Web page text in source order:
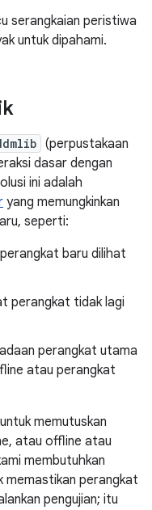
serangkaian peristiwa
untuk dipahami.
(perpustakaan
dasar dengan
ini adalah
yang memungkinkan
seperti:
baru dilihat
perangkat tidak lagi
perangkat utama
atau perangkat
untuk memutuskan
atau offline atau
membutuhkan
memastikan perangkat
pengujian; itu